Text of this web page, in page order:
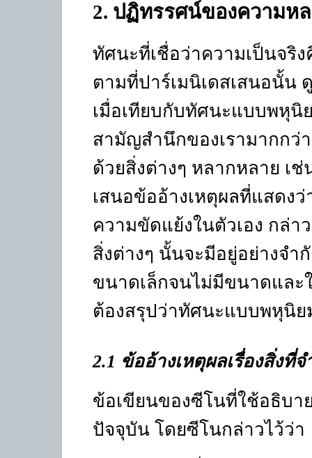
2. ปฏิทรรศน์ของความห
ทัศนะที่เชื่อว่าความเป็นจริ
ตามที่ปาร์เมนิเดสเสนอนั้น
เมื่อเทียบกับทัศนะแบบพหุนิ
สามัญสำนึกของเรามากกว่
ด้วยสิ่งต่างๆ หลากหลาย เ
เสนอข้ออ้างเหตุผลที่แสดง
ความขัดแย้งในตัวเอง กล่า
สิ่งต่างๆ นั้นจะมีอยู่อย่างจำ
ขนาดเล็กจนไม่มีขนาดแล
ต้องสรุปว่าทัศนะแบบพหุนิย
2.1 ข้ออ้างเหตุผลเรื่องสิ่งที่
ข้อเขียนของซีโนที่ใช้อธิบา
ปัจจุบัน โดยซีโนกล่าวไว้ว่า